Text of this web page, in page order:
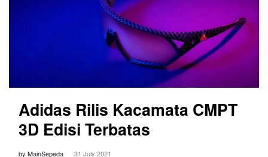
Adidas Rilis Kacamata CMPT
3D Edisi Terbatas
by MainSepeda 31 July 2021